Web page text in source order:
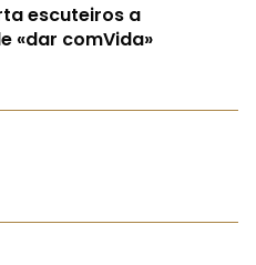
escuteiros a
«dar comVida»